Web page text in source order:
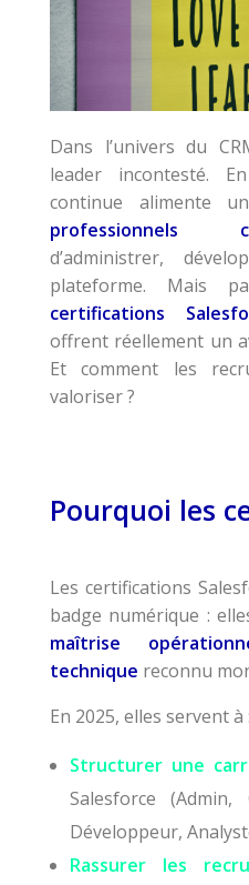
Dans l’univers du
leader incontesté.
continue alimente
professionnels
d’administrer,
plateforme. Mais
certifications
offrent réellement un
Et comment les
valoriser ?
Pourquoi les
Les certifications
badge numérique :
maîtrise
technique reconnu
En 2025, elles servent à :
Structurer une
Salesforce (Admin,
Développeur,
Rassurer les